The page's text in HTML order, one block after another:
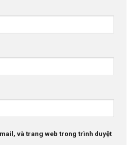
và trang web trong trình duyệt